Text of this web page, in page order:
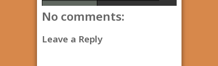
No comments:
Leave a Reply